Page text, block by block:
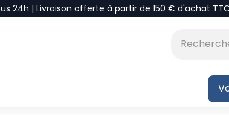
24h | Livraison offerte à partir de 150 € d'achat